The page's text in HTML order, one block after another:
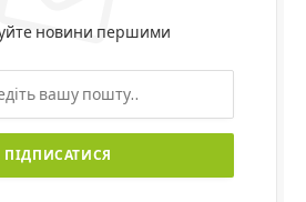
новини першими